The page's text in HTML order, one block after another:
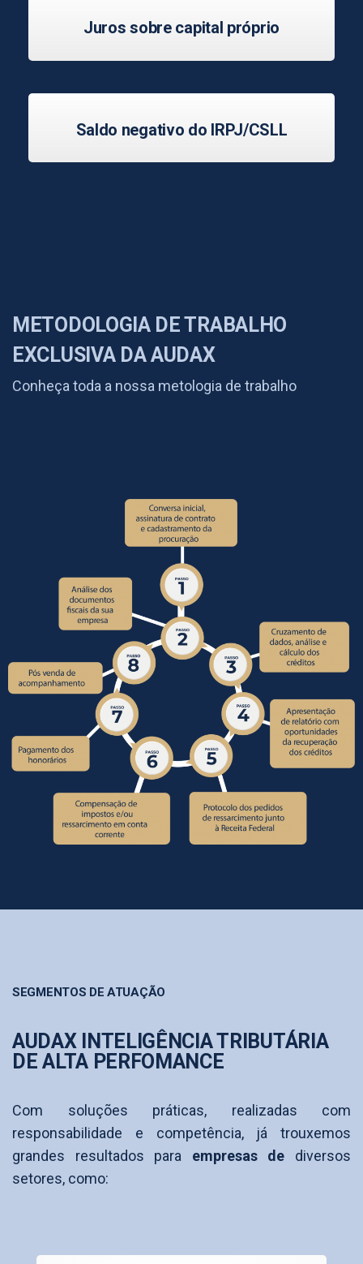
Juros sobre capital próprio
Saldo negativo do IRPJ/CSLL
METODOLOGIA DE TRABALHO
EXCLUSIVA DA AUDAX
Conheça toda a nossa metologia de trabalho
SEGMENTOS DE ATUAÇÃO
AUDAX INTELIGÊNCIA TRIBUTÁRIA
DE ALTA PERFOMANCE
Com soluções práticas, realizadas com
responsabilidade e competência, já trouxemos
grandes resultados para empresas de diversos
setores, como: